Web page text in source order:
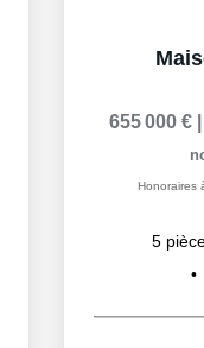
655 000 €
Honoraires
5